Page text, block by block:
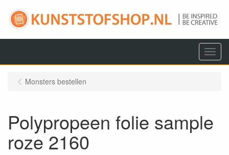
Menu
Monsters bestellen
Polypropeen folie sample
roze 2160